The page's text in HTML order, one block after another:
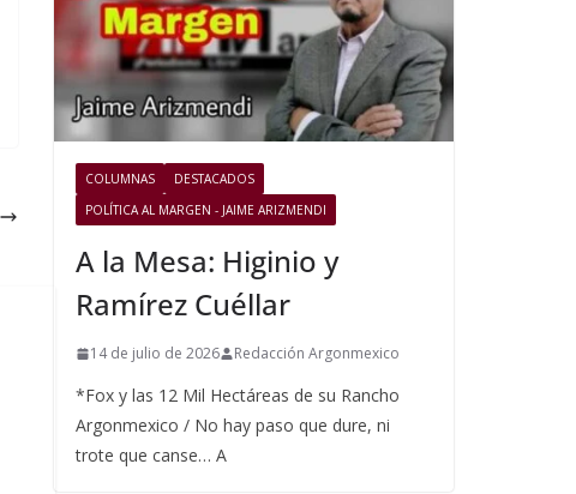
COLUMNAS
DESTACADOS
POLÍTICA AL MARGEN - JAIME ARIZMENDI
A la Mesa: Higinio y
Ramírez Cuéllar
14 de julio de 2026 Redacción Argonmexico
*Fox y las 12 Mil Hectáreas de su Rancho
Argonmexico / No hay paso que dure, ni
trote que canse… A